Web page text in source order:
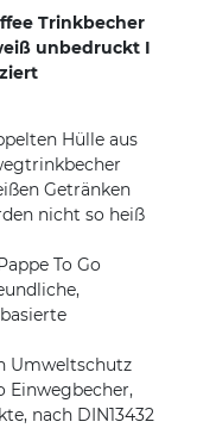
Trinkbecher
unbedruckt I
Hülle aus
Getränken
nicht so heiß
To Go
Umweltschutz
Einwegbecher,
nach DIN13432